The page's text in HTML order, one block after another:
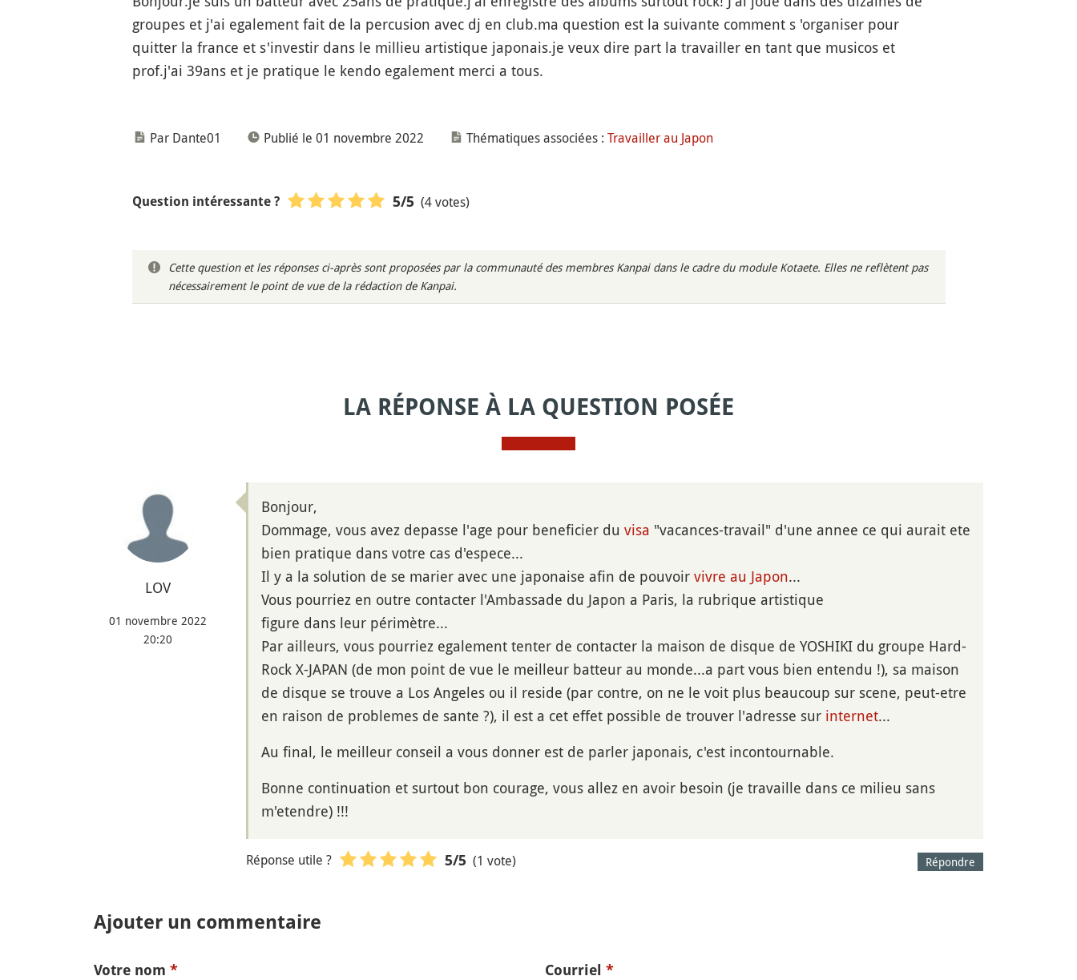
groupes et j'ai egalement fait de la percusion avec dj en club.ma question est la suivante comment s 'organiser pour
quitter la france et s'investir dans le millieu artistique japonais.je veux dire part la travailler en tant que musicos et
prof.j'ai 39ans et je pratique le kendo egalement merci a tous.
Par Dante01 Publié le 01 novembre 2022 Thématiques associées : Travailler au Japon
Question intéressante ? 5/5 (4 votes)
Cette question et les réponses ci-après sont proposées par la communauté des membres Kanpai dans le cadre du module Kotaete. Elles ne reflètent pas
nécessairement le point de vue de la rédaction de Kanpai.
LA RÉPONSE À LA QUESTION POSÉE
LOV
01 novembre 2022
20:20
Bonjour,
Dommage, vous avez depasse l'age pour beneficier du visa "vacances-travail" d'une annee ce qui aurait ete
bien pratique dans votre cas d'espece...
Il y a la solution de se marier avec une japonaise afin de pouvoir vivre au Japon...
Vous pourriez en outre contacter l'Ambassade du Japon a Paris, la rubrique artistique
figure dans leur périmètre...
Par ailleurs, vous pourriez egalement tenter de contacter la maison de disque de YOSHIKI du groupe Hard-
Rock X-JAPAN (de mon point de vue le meilleur batteur au monde...a part vous bien entendu !), sa maison
de disque se trouve a Los Angeles ou il reside (par contre, on ne le voit plus beaucoup sur scene, peut-etre
en raison de problemes de sante ?), il est a cet effet possible de trouver l'adresse sur internet...
Au final, le meilleur conseil a vous donner est de parler japonais, c'est incontournable.
Bonne continuation et surtout bon courage, vous allez en avoir besoin (je travaille dans ce milieu sans
m'etendre) !!!
Répondre
Réponse utile ? 5/5 (1 vote)
Ajouter un commentaire
Votre nom * Courriel *